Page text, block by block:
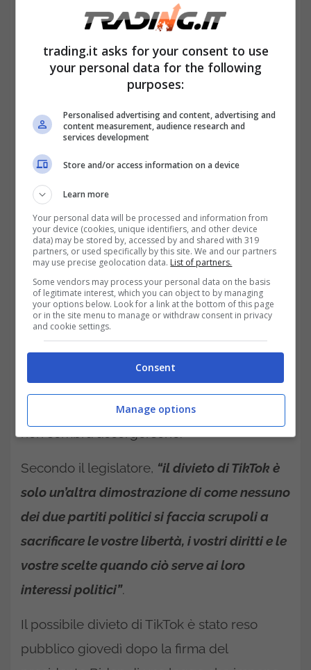
Adobe Stock
Molti dei giovani utenti dell’applicazione
video come piattaforma per le loro attività
commerciali, ma RFK sostiene che il governo
non sembra accorgersene.
Secondo il legislatore, “il divieto di TikTok è
solo un’altra dimostrazione di come nessuno
dei due partiti politici si faccia scrupoli a
sacrificare le vostre libertà, i vostri diritti e le
vostre scelte quando ciò serve ai loro
interessi politici”.
Il possibile divieto di TikTok è stato reso
pubblico giovedì dopo la firma del
trading.it asks for your consent to use
your personal data for the following
purposes:
Personalised advertising and content, advertising and
content measurement, audience research and
services development
Store and/or access information on a device
Learn more
Your personal data will be processed and information from
your device (cookies, unique identifiers, and other device
data) may be stored by, accessed by and shared with 319
partners, or used specifically by this site. We and our partners
may use precise geolocation data. List of partners.
Some vendors may process your personal data on the basis
of legitimate interest, which you can object to by managing
your options below. Look for a link at the bottom of this page
or in the site menu to manage or withdraw consent in privacy
and cookie settings.
Consent
Manage options